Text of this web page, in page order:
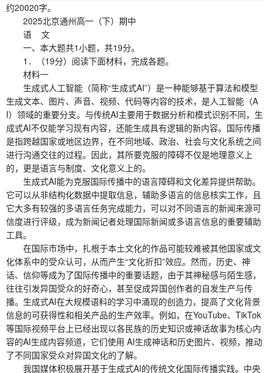
约20020字。
2025北京通州高一（下）期中
语 文
一、本大题共1小题，共19分。
1．（19分）阅读下面材料，完成各题。
材料一
生成式人工智能（简称“生成式AI”）是一种能够基于算法和模型
生成文本、图片、声音、视频、代码等内容的技术，是人工智能（A
I）领域的重要分支。与传统AI主要用于数据分析和模式识别不同，生
成式AI不仅能学习现有内容，还能生成具有逻辑的新内容。国际传播
是指跨越国家或地区边界，在不同地域、政治、社会与文化系统之间
进行沟通交往的过程。因此，其所要克服的障碍不仅是地理意义上
的，更是语言与制度、文化意义上的。
生成式AI能为克服国际传播中的语言障碍和文化差异提供帮助。
它可以从非结构化数据中提取信息，辅助多语言的信息核实工作，且
它大多有较强的多语言任务完成能力，可以对不同语言的新闻来源可
信度进行评级，成为新闻记者处理国际新闻或多语言信息的重要辅助
工具。
在国际市场中，扎根于本土文化的作品可能较难被其他国家或文
化体系中的受众认可，从而产生“文化折扣”效应。然而，历史、神
话、信仰等成为了国际传播中的重要话题，由于其神秘感与陌生感，
往往引发异国受众的好奇心，甚至促成异国创作者的自发生产与传
播。生成式AI在大规模语料的学习中涌现的创造力，提高了文化背景
信息的可获得性和相关产品的生产效率。例如，在YouTube、TikTok
等国际视频平台上已经出现以各民族的历史知识或神话故事为核心内
容的AI生成内容频道，它们使用 AI生成神话和历史图片、视频，推动
了不同国家受众对异国文化的了解。
我国媒体积极展开基于生成式AI的传统文化国际传播实践。中央